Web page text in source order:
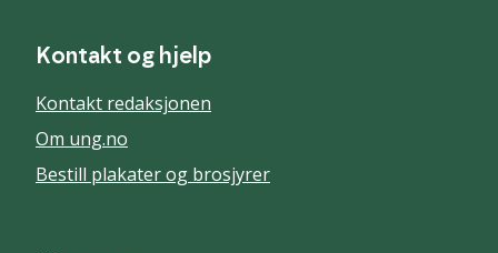
Kontakt og hjelp
Kontakt redaksjonen
Om ung.no
Bestill plakater og brosjyrer